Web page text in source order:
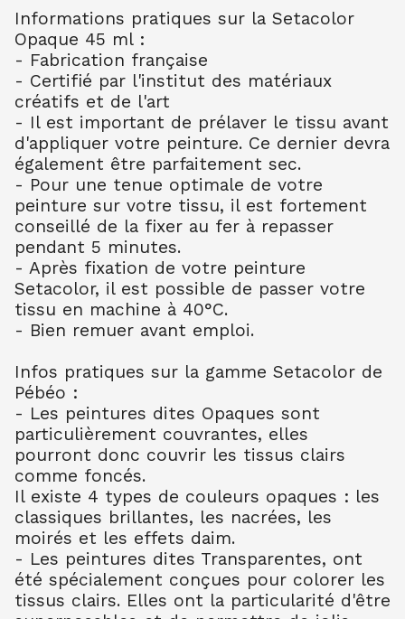
SETA TISSUS OPAQUE 45 ML 19 NOIR
5.95€ TTC
SETA TISSUS OPAQUE 45 ML 24 VERT
PRINTEMPS
5.95 € TTC
SETA TISSUS OPAQUE 45 ML 26
VERMILLON
5.95€ TTC
SETA TISSUS OPAQUE 45 ML 29 VIOLET
PARME
5.95 € TTC
SETA TISSUS OPAQUE MOIRE 45 ML 36
JAUNE RICHE
5.80€ TTC
SETA TISSUS OPAQUE MOIRE 45 ML 39
AMETHISTE
TURQUOISE
5.80 € TTC
SETA TISSUS OPAQUE MOIRE 45 ML 43
CHLOROPHYLLE
5.80 € TTC
SETA TISSUS OPAQUE MOIRE 45 ML 44
PERLE
5.80€ TTC
SETA TISSUS OPAQUE MOIRE 45 ML 45
OR
Informations pratiques sur la Setacolor
Opaque 45 ml :
- Fabrication française
- Certifié par l'institut des matériaux
créatifs et de l'art
- Il est important de prélaver le tissu avant
d'appliquer votre peinture. Ce dernier devra
également être parfaitement sec.
- Pour une tenue optimale de votre
peinture sur votre tissu, il est fortement
conseillé de la fixer au fer à repasser
pendant 5 minutes.
- Après fixation de votre peinture
Setacolor, il est possible de passer votre
tissu en machine à 40°C.
- Bien remuer avant emploi.
Infos pratiques sur la gamme Setacolor de
Pébéo :
- Les peintures dites Opaques sont
particulièrement couvrantes, elles
pourront donc couvrir les tissus clairs
comme foncés.
Il existe 4 types de couleurs opaques : les
classiques brillantes, les nacrées, les
moirés et les effets daim.
- Les peintures dites Transparentes, ont
été spécialement conçues pour colorer les
tissus clairs. Elles ont la particularité d'être